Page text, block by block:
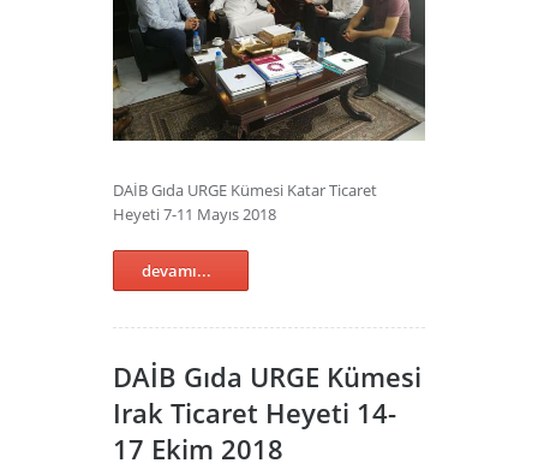
DAİB Gıda URGE Kümesi Katar Ticaret
Heyeti 7-11 Mayıs 2018
devamı...
DAİB Gıda URGE Kümesi
Irak Ticaret Heyeti 14-
17 Ekim 2018